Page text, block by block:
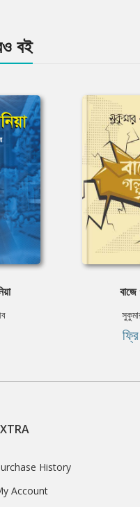
বই
বাজে
History
Account